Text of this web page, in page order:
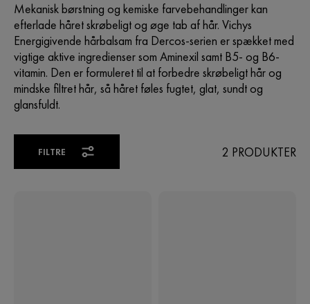
Mekanisk børstning og kemiske farvebehandlinger kan
efterlade håret skrøbeligt og øge tab af hår. Vichys
Energigivende hårbalsam fra Dercos-serien er spækket med
vigtige aktive ingredienser som Aminexil samt B5- og B6-
vitamin. Den er formuleret til at forbedre skrøbeligt hår og
mindske filtret hår, så håret føles fugtet, glat, sundt og
glansfuldt.
FILTRE 2 PRODUKTER